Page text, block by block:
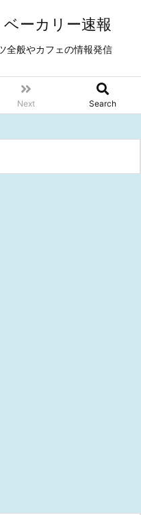
ーカリー速報
全般やカフェの情報発信
Next Search